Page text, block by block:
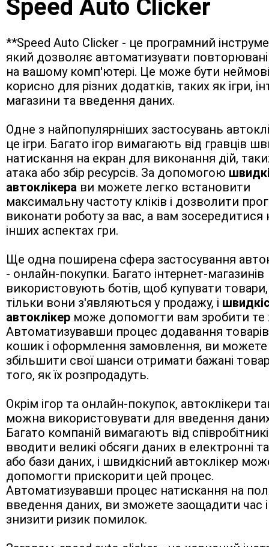
Speed Auto Clicker
**Speed Auto Clicker - це програмний
який дозволяє автоматизувати повторювані
на вашому комп'ютері. Це може бути
корисно для різних додатків, таких як ігри,
магазини та введення даних.
Одне з найпопулярніших застосувань
це ігри. Багато ігор вимагають від гравців
натискання на екран для виконання дій,
атака або збір ресурсів. За допомогою
автоклікера ви можете легко встановити
максимальну частоту кліків і дозволити
виконати роботу за вас, а вам зосередитися
інших аспектах гри.
Ще одна поширена сфера застосування
- онлайн-покупки. Багато інтернет-магазинів
використовують ботів, щоб купувати
тільки вони з'являються у продажу, і
автоклікер може допомогти вам зробити те
Автоматизувавши процес додавання
кошик і оформлення замовлення, ви можете
збільшити свої шанси отримати бажані
того, як їх розпродадуть.
Окрім ігор та онлайн-покупок, автоклікери
можна використовувати для введення
Багато компаній вимагають від
вводити великі обсяги даних в електронні
або бази даних, і швидкісний автоклікер
допомогти прискорити цей процес.
Автоматизувавши процес натискання на
введення даних, ви зможете заощадити час і
знизити ризик помилок.